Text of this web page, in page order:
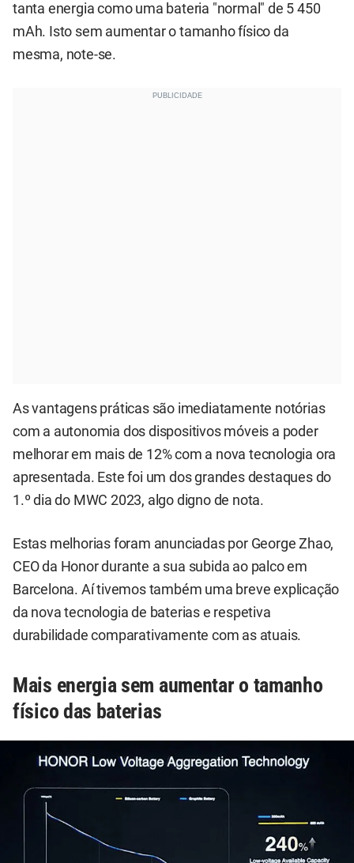
tanta energia como uma bateria "normal" de 5 450
mAh. Isto sem aumentar o tamanho físico da
mesma, note-se.
As vantagens práticas são imediatamente notórias
com a autonomia dos dispositivos móveis a poder
melhorar em mais de 12% com a nova tecnologia ora
apresentada. Este foi um dos grandes destaques do
1.º dia do MWC 2023, algo digno de nota.
Estas melhorias foram anunciadas por George Zhao,
CEO da Honor durante a sua subida ao palco em
Barcelona. Aí tivemos também uma breve explicação
da nova tecnologia de baterias e respetiva
durabilidade comparativamente com as atuais.
Mais energia sem aumentar o tamanho
físico das baterias